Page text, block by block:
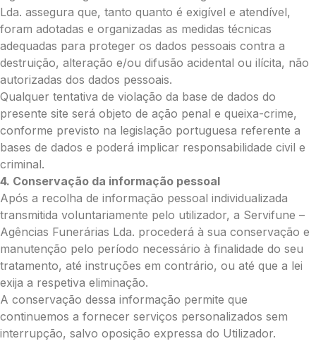
Mini (€75)
Pequena (€85)
Média (€100)
Grande (€115)
O seu nome*
Contacto telefónico*
O seu email*
Mensagem a constar no cartão
Pedidos/Informações adicionais
Lda. assegura que, tanto quanto é exigível e atendível,
foram adotadas e organizadas as medidas técnicas
adequadas para proteger os dados pessoais contra a
destruição, alteração e/ou difusão acidental ou ilícita, não
autorizadas dos dados pessoais.
Qualquer tentativa de violação da base de dados do
presente site será objeto de ação penal e queixa-crime,
conforme previsto na legislação portuguesa referente a
bases de dados e poderá implicar responsabilidade civil e
criminal.
4. Conservação da informação pessoal
Após a recolha de informação pessoal individualizada
transmitida voluntariamente pelo utilizador, a Servifune –
Agências Funerárias Lda. procederá à sua conservação e
manutenção pelo período necessário à finalidade do seu
tratamento, até instruções em contrário, ou até que a lei
exija a respetiva eliminação.
A conservação dessa informação permite que
continuemos a fornecer serviços personalizados sem
interrupção, salvo oposição expressa do Utilizador.